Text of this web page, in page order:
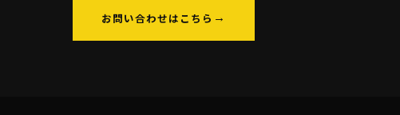
お問い合わせはこちら